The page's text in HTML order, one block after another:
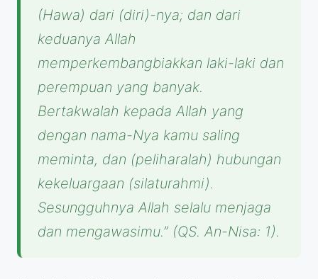
(Hawa) dari (diri)-nya; dan dari
keduanya Allah
memperkembangbiakkan laki-laki dan
perempuan yang banyak.
Bertakwalah kepada Allah yang
dengan nama-Nya kamu saling
meminta, dan (peliharalah) hubungan
kekeluargaan (silaturahmi).
Sesungguhnya Allah selalu menjaga
dan mengawasimu.” (QS. An-Nisa: 1).